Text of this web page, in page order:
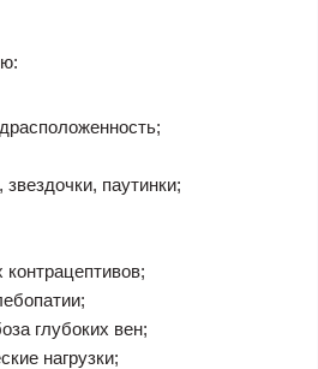
паутинки;
глубоких вен;
нагрузки;